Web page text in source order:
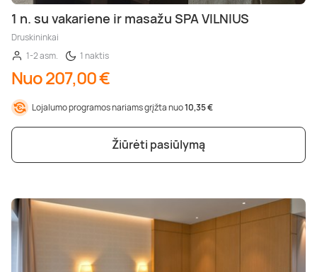
1 n. su vakariene ir masažu SPA VILNIUS
Druskininkai
1-2 asm.
1 naktis
Nuo 207,00 €
Lojalumo programos nariams grįžta nuo10,35 €
Žiūrėti pasiūlymą